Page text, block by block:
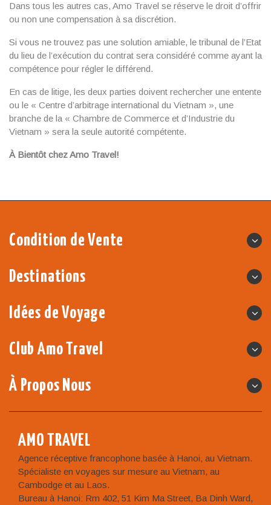
Dans tous les autres cas, Amo Travel se réserve le droit d’offrir
ou non une compensation à sa discrétion.
Si vous ne trouvez pas une solution amiable, le tribunal de l’Etat
du lieu de l’exécution du contrat sera considéré comme ayant la
compétence pour régler le différend.
En cas de litige, les deux parties doivent rechercher une entente
ou le « Centre d’arbitrage international du Vietnam », une
branche de la « Chambre de Commerce et d’Industrie du
Vietnam » sera la seule autorité compétente.
À Bientôt chez Amo Travel!
Condition de Vente
Destinations
Idées de Voyage
Club Amo Travel
À Propos Nous
AMO TRAVEL
Agence réceptive francophone basée à Hanoi, au Vietnam.
Spécialiste en voyages sur mesure au Vietnam, au
Cambodge et au Laos.
Bureau à Hanoi: Rm 402, 51 Kim Ma Street, Ba Dinh Ward,